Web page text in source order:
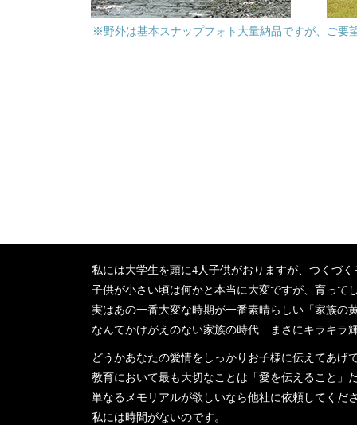
※野外は基本スナップフォト大量納品ですが、ご要
私には大学生を頭に4人子供がおりますが、つくづ
子供が小さい頃は何かと本当に大変ですが、育って
実はあの一番大変な時期が一番素晴らしい「家族の
なんてかけがえのない家族の時代…まさにキラキラ
どうかあなたの愛情をしっかりお子様に伝えてあげ
教育において最も大切なことは「愛を伝えること」
単なるメモリアルが欲しいなら他社に依頼してくだ
私には時間がないのです。